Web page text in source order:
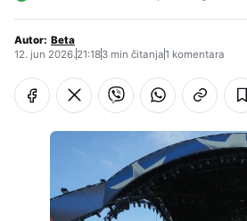
Autor: Beta
12. jun 2026.21:183 min čitanja1 komentara